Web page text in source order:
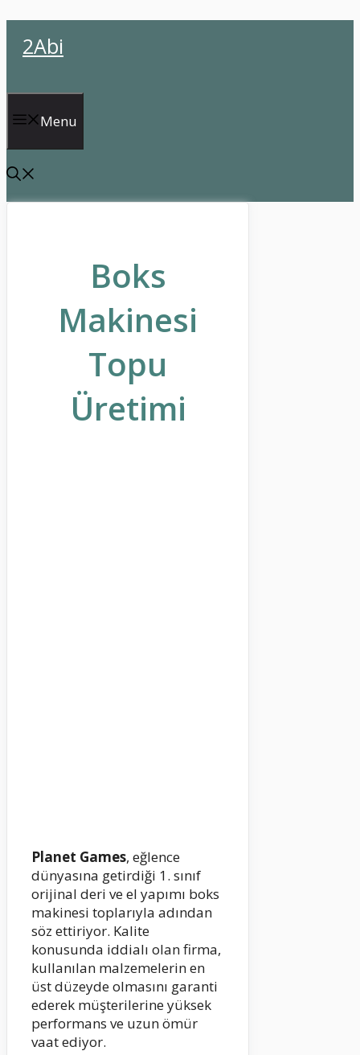
atla2Abi
Menu
Boks
Makinesi
Topu
Üretimi
Planet Games, eğlence
dünyasına getirdiği 1. sınıf
orijinal deri ve el yapımı boks
makinesi toplarıyla adından
söz ettiriyor. Kalite
konusunda iddialı olan firma,
kullanılan malzemelerin en
üst düzeyde olmasını garanti
ederek müşterilerine yüksek
performans ve uzun ömür
vaat ediyor.